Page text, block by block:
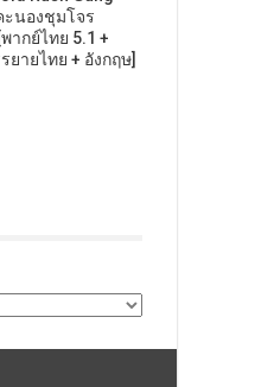
ะนองชุมโจร
ากย์ไทย 5.1 +
ยายไทย + อังกฤษ]